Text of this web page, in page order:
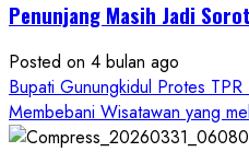
ke
Ketum
PWRI
RI
Minta
Penunjang Masih Jadi
Posted on 4 bulan ago
Bupati Gunungkidul Protes TPR
Membebani Wisatawan yang